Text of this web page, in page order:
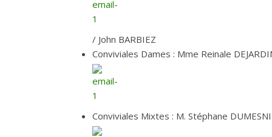
/ John BARBIEZ
Conviviales Dames : Mme Reinale
Conviviales Mixtes : M. Stéphane